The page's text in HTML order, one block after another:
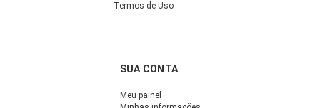
Termos de Uso
SUA CONTA
Meu painel